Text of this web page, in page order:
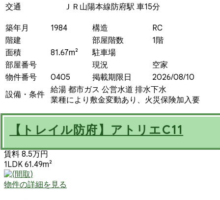
交通
ＪＲ山陽本線防府駅 車15分
築年月 1984 構造
RC
階建
部屋階数
1階
面積
81.67m²
駐車場
部屋番号
現況
空家
物件番号
0405 掲載期限日
2026/08/10
設備・条件 給湯 都市ガス 公営水道 排水下水
業種により敷金変動あり、火災保険加入要
【トレイル防府】アトリエC11
賃料 8.5万円
1LDK 61.49m²
物件の詳細を見る